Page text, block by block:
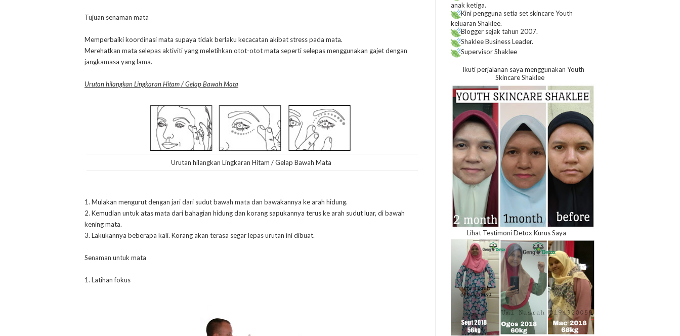
Tujuan senaman mata
Memperbaiki koordinasi mata supaya tidak berlaku kecacatan akibat stress pada mata.
Merehatkan mata selepas aktiviti yang meletihkan otot-otot mata seperti selepas menggunakan gajet dengan
jangkamasa yang lama.
Urutan hilangkan Lingkaran Hitam / Gelap Bawah Mata
Urutan hilangkan Lingkaran Hitam / Gelap Bawah Mata
1. Mulakan mengurut dengan jari dari sudut bawah mata dan bawakannya ke arah hidung.
2. Kemudian untuk atas mata dari bahagian hidung dan korang sapukannya terus ke arah sudut luar, di bawah
kening mata.
3. Lakukannya beberapa kali. Korang akan terasa segar lepas urutan ini dibuat.
Senaman untuk mata
1. Latihan fokus
anak ketiga.
Kini pengguna setia set skincare Youth
keluaran Shaklee.
Blogger sejak tahun 2007.
Shaklee Business Leader.
Supervisor Shaklee
Ikuti perjalanan saya menggunakan Youth
Skincare Shaklee
Lihat Testimoni Detox Kurus Saya